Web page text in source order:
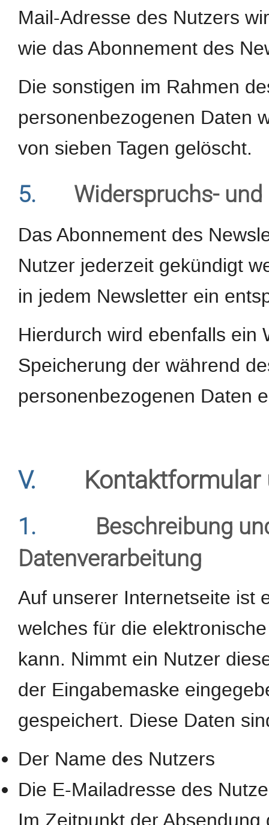
Mail-Adresse des Nutzers
wie das Abonnement des
Die sonstigen im Rahmen
personenbezogenen Daten
von sieben Tagen gelöscht.
5. Widerspruchs-
Das Abonnement des
Nutzer jederzeit gekündigt
in jedem Newsletter ein
Hierdurch wird ebenfalls ein
Speicherung der während
personenbezogenen Daten
V. Kontaktformular
1.
Beschreibung
Datenverarbeitung
Auf unserer Internetseite ist
welches für die
kann. Nimmt ein Nutzer
der Eingabemaske
gespeichert. Diese Daten
Der Name des Nutzers
Die E-Mailadresse des